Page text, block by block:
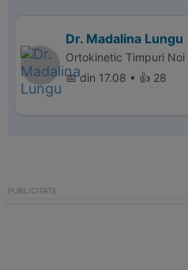
Dr. Madalina Lungu
Ortokinetic Timpuri
📅 din 17.08 • 👍 28